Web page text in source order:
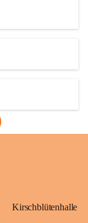
Kirschblütenhalle